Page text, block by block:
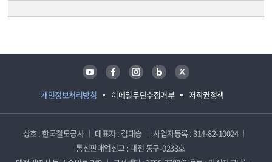
개인정보처리방침 이메일무단수집거부 저작권정책
유튜브 페이스북 인스타그램 블로그 트위터
상호 : 한국철도공사 대표자 : 김태승
사업자등록 : 314-82-10024
통신판매업신고 : 대전 동구-0233호